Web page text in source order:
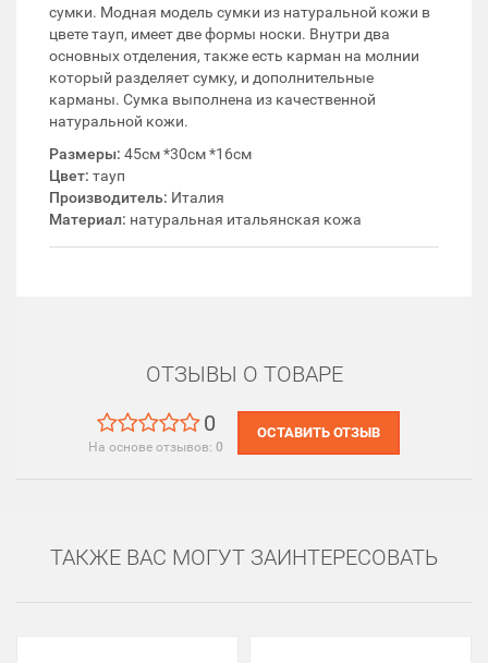
сумки. Модная модель сумки из натуральной кожи в
цвете тауп, имеет две формы носки. Внутри два
основных отделения, также есть карман на молнии
который разделяет сумку, и дополнительные
карманы. Сумка выполнена из качественной
натуральной кожи.
Размеры: 45см *30см *16см
Цвет: тауп
Производитель: Италия
Материал: натуральная итальянская кожа
ОТЗЫВЫ О ТОВАРЕ
0
На основе отзывов: 0
ОСТАВИТЬ ОТЗЫВ
ТАКЖЕ ВАС МОГУТ ЗАИНТЕРЕСОВАТЬ